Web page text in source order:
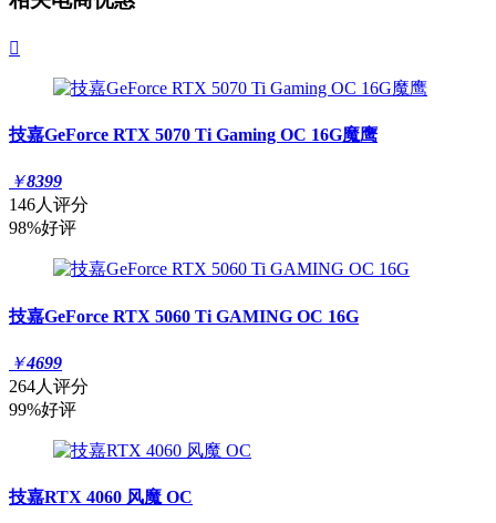

技嘉GeForce RTX 5070 Ti Gaming OC 16G魔鹰
￥8399
146人评分
98%好评
技嘉GeForce RTX 5060 Ti GAMING OC 16G
￥4699
264人评分
99%好评
技嘉RTX 4060 风魔 OC